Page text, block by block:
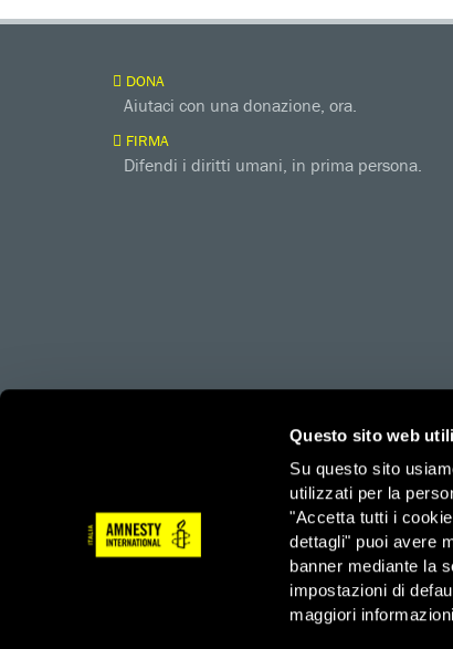
Questo sito web
Su questo sito
utilizzati per la
"Accetta tutti i
dettagli" puoi avere
banner mediante la
impostazioni di
maggiori
DONA
Aiutaci con una donazione, ora.
FIRMA
Difendi i diritti umani, in prima persona.
amnesty.org
Amnesty International – Sezione Italiana OdV –
3/3/2023
Tel: 06 44901 – Fax: 06 4490222 – Email:
Servizio Sostenitori – Tel: 06 4490210 – Fax: 06